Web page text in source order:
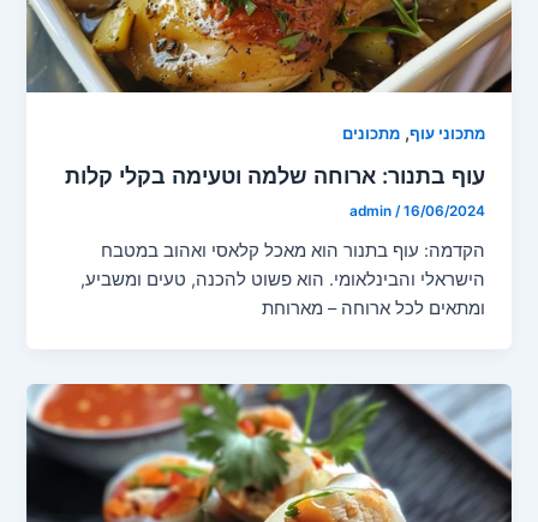
מתכוני עוף,מתכונים
עוף בתנור: ארוחה שלמה וטעימה בקלי קלות
admin /16/06/2024
הקדמה: עוף בתנור הוא מאכל קלאסי ואהוב במטבח
הישראלי והבינלאומי. הוא פשוט להכנה, טעים ומשביע,
ומתאים לכל ארוחה – מארוחת